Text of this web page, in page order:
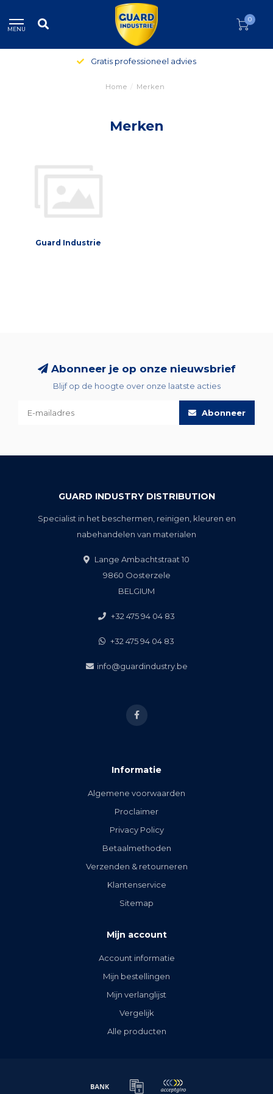
MENU
0
Gratis professioneel advies
Home / Merken
Merken
Guard Industrie
Abonneer je op onze nieuwsbrief
Blijf op de hoogte over onze laatste acties
Abonneer
GUARD INDUSTRY DISTRIBUTION
Specialist in het beschermen, reinigen, kleuren en
nabehandelen van materialen
Lange Ambachtstraat 10
9860 Oosterzele
BELGIUM
+32 475 94 04 83
+32 475 94 04 83
info@guardindustry.be
Informatie
Algemene voorwaarden
Proclaimer
Privacy Policy
Betaalmethoden
Verzenden & retourneren
Klantenservice
Sitemap
Mijn account
Account informatie
Mijn bestellingen
Mijn verlanglijst
Vergelijk
Alle producten